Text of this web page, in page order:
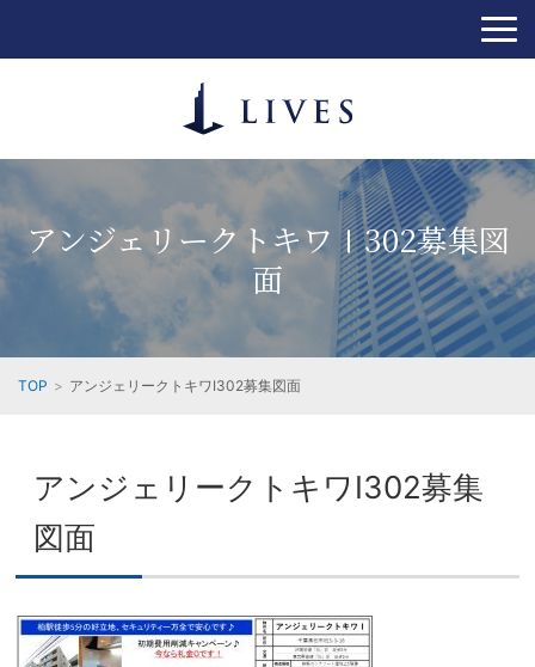
アンジェリークトキワⅠ302募集図
面
TOP アンジェリークトキワⅠ302募集図面
アンジェリークトキワⅠ302募集
図面